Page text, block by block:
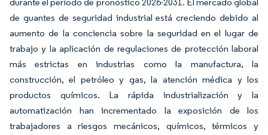
de guantes de seguridad industrial está creciendo debido al
aumento de la conciencia sobre la seguridad en el lugar de
trabajo y la aplicación de regulaciones de protección laboral
más estrictas en industrias como la manufactura, la
construcción, el petróleo y gas, la atención médica y los
productos químicos. La rápida industrialización y la
automatización han incrementado la exposición de los
trabajadores a riesgos mecánicos, químicos, térmicos y